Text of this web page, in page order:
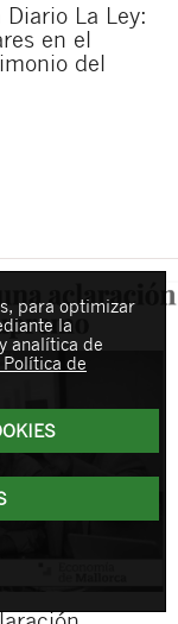
La Ley:
en el
del
para optimizar
la
analítica de
de